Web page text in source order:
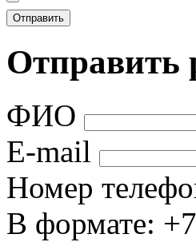
Отправить
ФИО
E-mail
Номер
В формате: